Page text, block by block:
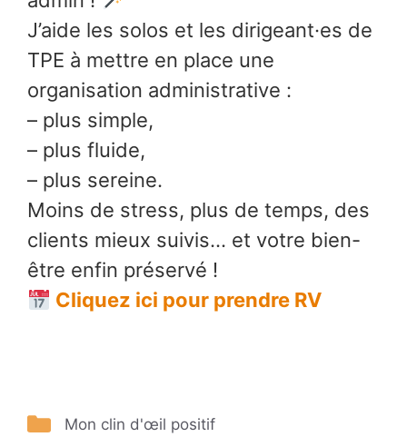
J’aide les solos et les dirigeant·es de
TPE à mettre en place une
organisation administrative :
– plus simple,
– plus fluide,
– plus sereine.
Moins de stress, plus de temps, des
clients mieux suivis… et votre bien-
être enfin préservé !
Cliquez ici pour prendre RV
Catégories
Mon clin d'œil positif